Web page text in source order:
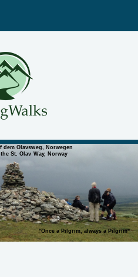
dem Olavsweg, Norwegen
St. Olav Way, Norway
"Once a Pilgrim, always a Pilgrim"